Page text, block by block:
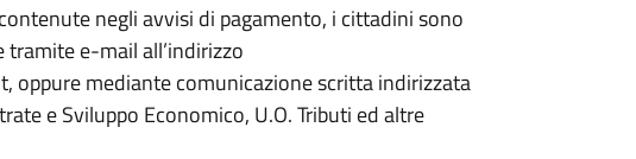
negli avvisi di pagamento, i cittadini sono
e-mail all’indirizzo
oppure mediante comunicazione scritta indirizzata
e Sviluppo Economico, U.O. Tributi ed altre